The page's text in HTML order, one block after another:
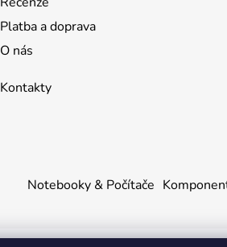
Platba a doprava
O nás
Kontakty
Notebooky & Počítače